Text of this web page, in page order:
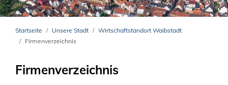
Startseite Unsere Stadt
Wirtschaftstandort Waibstadt
Firmenverzeichnis
Firmenverzeichnis